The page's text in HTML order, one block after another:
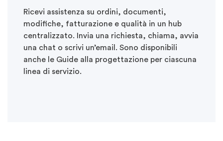
Ricevi assistenza su ordini, documenti,
modifiche, fatturazione e qualità in un hub
centralizzato. Invia una richiesta, chiama, avvia
una chat o scrivi un’email. Sono disponibili
anche le Guide alla progettazione per ciascuna
linea di servizio.